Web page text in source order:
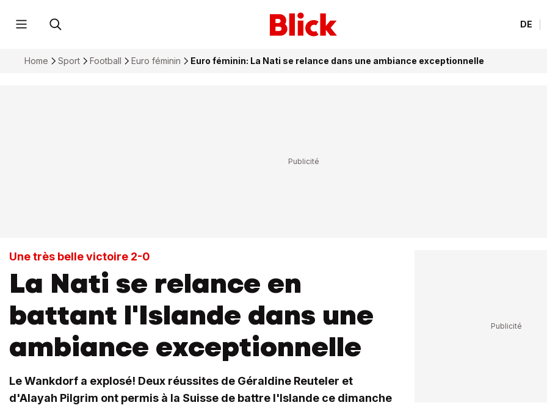
DE
Home Sport Football Euro féminin Euro féminin: La Nati se relance dans une ambiance exceptionnelle
Une très belle victoire 2-0
La Nati se relance en
battant l'Islande dans une
ambiance exceptionnelle
Le Wankdorf a explosé! Deux réussites de Géraldine Reuteler et
d'Alayah Pilgrim ont permis à la Suisse de battre l'Islande ce dimanche